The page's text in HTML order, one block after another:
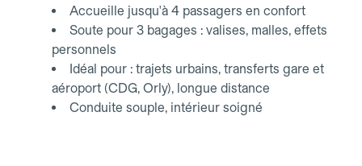
Accueille jusqu'à 4 passagers en confort
Soute pour 3 bagages : valises, malles, effets
personnels
Idéal pour : trajets urbains, transferts gare et
aéroport (CDG, Orly), longue distance
Conduite souple, intérieur soigné